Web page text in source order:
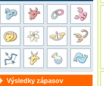
Výsledky zápasov